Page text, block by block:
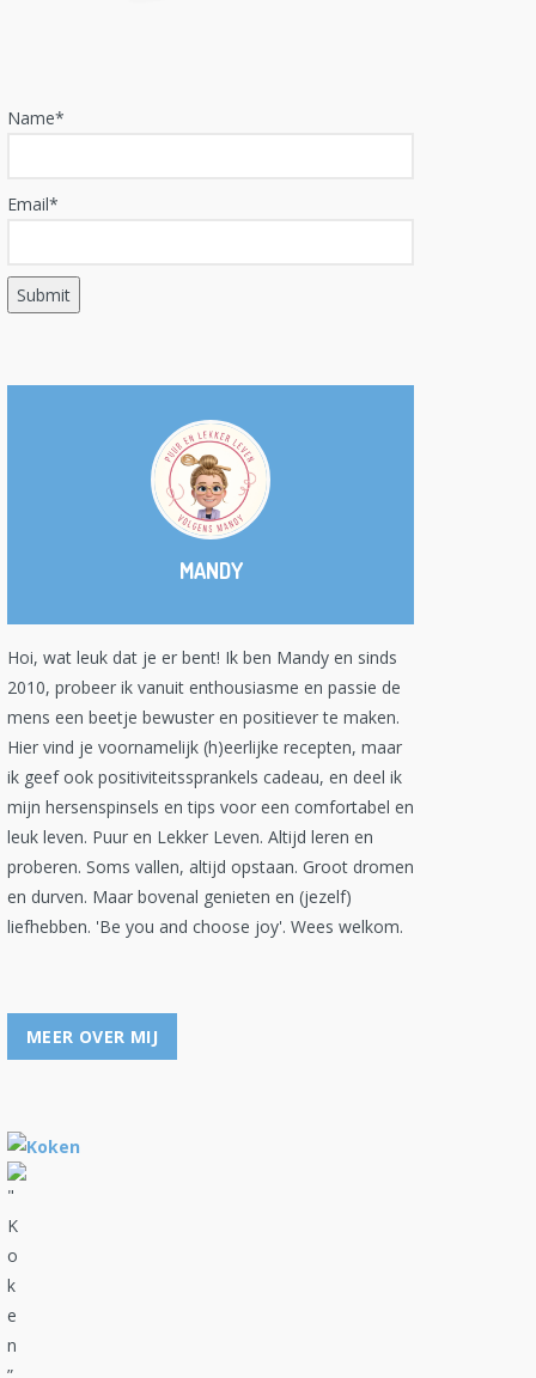
Name*
Email*
MANDY
Hoi, wat leuk dat je er bent! Ik ben Mandy en sinds
2010, probeer ik vanuit enthousiasme en passie de
mens een beetje bewuster en positiever te maken.
Hier vind je voornamelijk (h)eerlijke recepten, maar
ik geef ook positiviteitssprankels cadeau, en deel ik
mijn hersenspinsels en tips voor een comfortabel en
leuk leven. Puur en Lekker Leven. Altijd leren en
proberen. Soms vallen, altijd opstaan. Groot dromen
en durven. Maar bovenal genieten en (jezelf)
liefhebben. 'Be you and choose joy'. Wees welkom.
MEER OVER MIJ